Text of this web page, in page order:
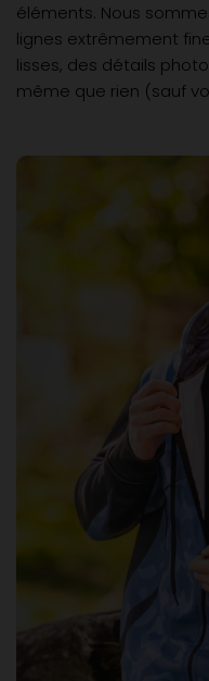
éléments. Nous
lignes extrêmement
lisses, des détails
même que rien (sauf